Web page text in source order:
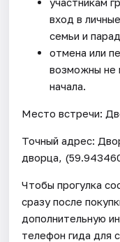
вход в
семьи и
отмена или
возможны не
начала.
Место встречи:
Точный адрес:
дворца,
Чтобы прогулка
сразу после
дополнительную
телефон гида для